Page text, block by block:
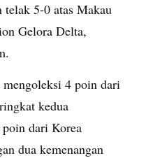
telak 5-0 atas Makau
Gelora Delta,
4 poin dari
kedua
dari Korea
dua kemenangan